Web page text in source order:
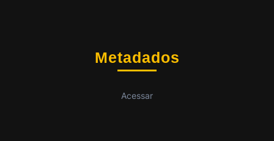
Metadados
Acessar